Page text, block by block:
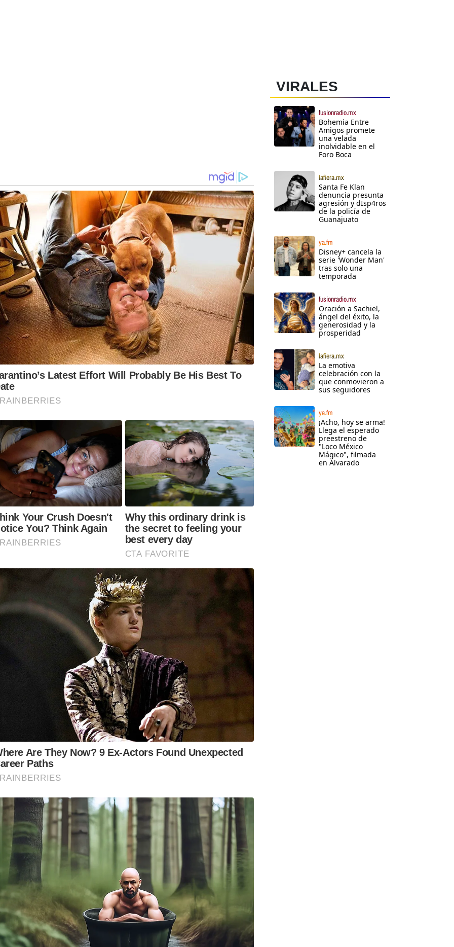
VIRALES
fusionradio.mx
Bohemia Entre
Amigos promete
una velada
inolvidable en el
Foro Boca
lafiera.mx
Santa Fe Klan
denuncia presunta
agresión y dIsp4ros
de la policía de
Guanajuato
ya.fm
Disney+ cancela la
serie 'Wonder Man'
tras solo una
temporada
fusionradio.mx
Oración a Sachiel,
ángel del éxito, la
generosidad y la
prosperidad
lafiera.mx
La emotiva
celebración con la
que conmovieron a
sus seguidores
ya.fm
¡Acho, hoy se arma!
Llega el esperado
preestreno de
"Loco México
Mágico", filmada
en Alvarado